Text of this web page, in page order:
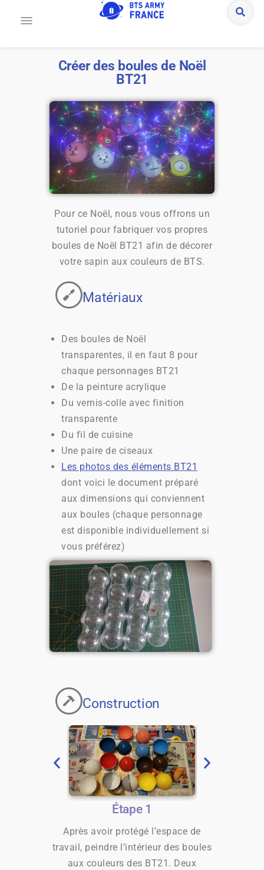
Créer des boules de Noël
BT21
Pour ce Noël, nous vous offrons un
tutoriel pour fabriquer vos propres
boules de Noël BT21 afin de décorer
votre sapin aux couleurs de BTS.
Matériaux
Des boules de Noël
transparentes, il en faut 8 pour
chaque personnages BT21
De la peinture acrylique
Du vernis-colle avec finition
transparente
Du fil de cuisine
Une paire de ciseaux
Les photos des éléments BT21
dont voici le document préparé
aux dimensions qui conviennent
aux boules (chaque personnage
est disponible individuellement si
vous préférez)
Construction
Étape 1
Après avoir protégé l’espace de
travail, peindre l’intérieur des boules
aux couleurs des BT21. Deux